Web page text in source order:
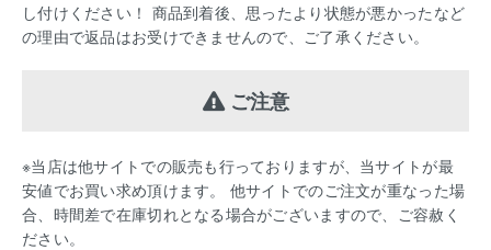
し付けください！ 商品到着後、思ったより状態が悪かったなど
の理由で返品はお受けできませんので、ご了承ください。
ご注意
※当店は他サイトでの販売も行っておりますが、当サイトが最
安値でお買い求め頂けます。 他サイトでのご注文が重なった場
合、時間差で在庫切れとなる場合がございますので、ご容赦く
ださい。